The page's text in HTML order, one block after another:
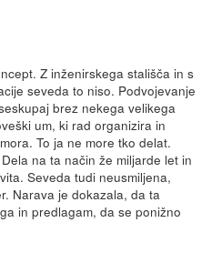
Z inženirskega stališča in s
seveda to niso. Podvojevanje
brez nekega velikega
um, ki rad organizira in
To ja ne more tko delat.
na ta način že miljarde let in
Seveda tudi neusmiljena,
Narava je dokazala, da ta
in predlagam, da se ponižno